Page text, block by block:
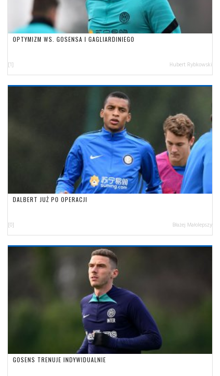
OPTYMIZM WS. GOSENSA I GAGLIARDINIEGO
[1] Hubert Rybkowski
DALBERT JUŻ PO OPERACJI
[0] Błażej Małolepszy
GOSENS TRENUJE INDYWIDUALNIE